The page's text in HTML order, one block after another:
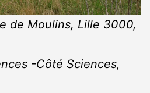
de Moulins, Lille 3000,
-Côté Sciences,